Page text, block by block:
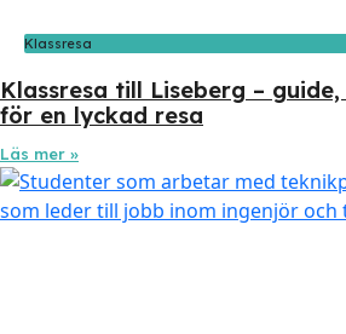
Klassresa
Klassresa till Liseberg –
för en lyckad resa
Läs mer »